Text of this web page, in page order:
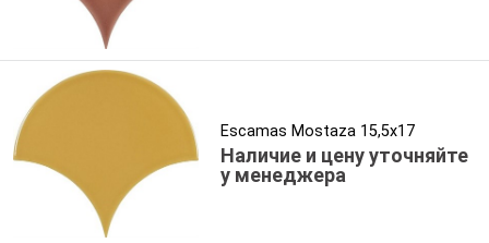
Escamas Mostaza 15,5x17
Наличие и цену уточняйте
у менеджера